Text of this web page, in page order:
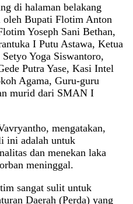
di halaman belakang
Bupati Flotim Anton
Yoseph Sani Bethan,
I Putu Astawa, Ketua
Yoga Siswantoro,
Putra Yase, Kasi Intel
Agama, Guru-guru
murid dari SMAN I
mengatakan,
ini adalah untuk
dan menekan laka
meninggal.
sangat sulit untuk
Daerah (Perda) yang